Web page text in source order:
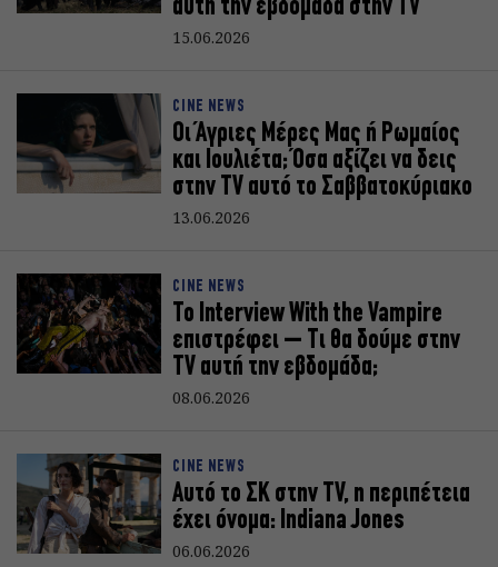
αυτή την εβδομάδα στην TV
15.06.2026
CINE NEWS
Οι Άγριες Μέρες Μας ή Ρωμαίος
και Ιουλιέτα; Όσα αξίζει να δεις
στην TV αυτό το Σαββατοκύριακο
13.06.2026
CINE NEWS
Το Interview With the Vampire
επιστρέφει – Τι θα δούμε στην
TV αυτή την εβδομάδα;
08.06.2026
CINE NEWS
Αυτό το ΣΚ στην TV, η περιπέτεια
έχει όνομα: Indiana Jones
06.06.2026